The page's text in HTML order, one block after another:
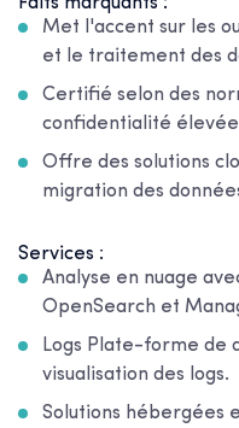
Met l'accent sur les
et le traitement des
Certifié selon des
confidentialité
Offre des solutions
migration des
Services :
Analyse en nuage
OpenSearch et
Logs Plate-forme de
visualisation des logs.
Solutions hébergées